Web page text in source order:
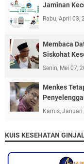
Jaminan
Rabu, April 03,
Membaca
Siskohat
Senin, Mei 07,
Menkes
Kamis, Januari
KUIS KESEHATAN